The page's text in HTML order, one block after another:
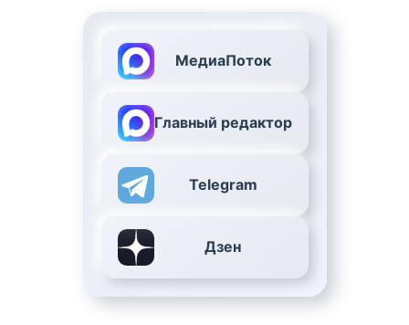
МедиаПоток
Главный редактор
Telegram
Дзен